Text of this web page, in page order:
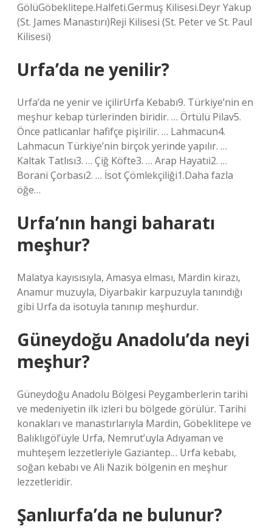
GölüGöbeklitepe.Halfeti.Germuş Kilisesi.Deyr Yakup
(St. James Manastırı)Reji Kilisesi (St. Peter ve St. Paul
Kilisesi)
Urfa’da ne yenilir?
Urfa’da ne yenir ve içilirUrfa Kebabı9. Türkiye’nin en
meşhur kebap türlerinden biridir. … Örtülü Pilav5.
Önce patlıcanlar hafifçe pişirilir. … Lahmacun4.
Lahmacun Türkiye’nin birçok yerinde yapılır. …
Kaltak Tatlısı3. … Çiğ Köfte3. … Arap Hayatıi2. …
Borani Çorbası2. … İsot Çömlekçiliği1.Daha fazla
öğe…
Urfa’nın hangi baharatı
meşhur?
Malatya kayısısıyla, Amasya elması, Mardin kirazı,
Anamur muzuyla, Diyarbakir karpuzuyla tanındığı
gibi Urfa da isotuyla tanınıp meşhurdur.
Güneydoğu Anadolu’da neyi
meşhur?
Güneydoğu Anadolu Bölgesi Peygamberlerin tarihi
ve medeniyetin ilk izleri bu bölgede görülür. Tarihi
konakları ve manastırlarıyla Mardin, Göbeklitepe ve
Balıklıgöl’üyle Urfa, Nemrut’uyla Adıyaman ve
muhteşem lezzetleriyle Gaziantep… Urfa kebabı,
soğan kebabı ve Ali Nazik bölgenin en meşhur
lezzetleridir.
Şanlıurfa’da ne bulunur?